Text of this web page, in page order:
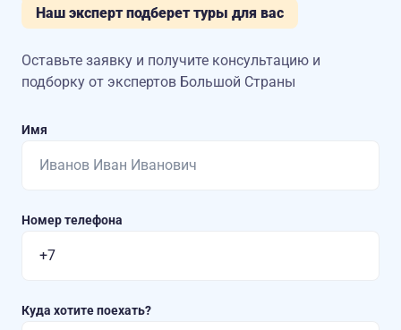
Наш эксперт подберет туры для вас
Оставьте заявку и получите консультацию и
подборку от экспертов Большой Страны
Имя
Номер телефона
Куда хотите поехать?